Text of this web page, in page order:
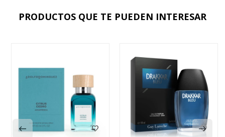
PRODUCTOS QUE TE PUEDEN INTERESAR